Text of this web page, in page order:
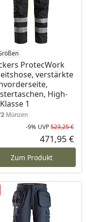
Preis
ProtecWork
verstärkte
High-
1
Münzen
-9% UVP523,25 €
471,95 €
Zum Produkt